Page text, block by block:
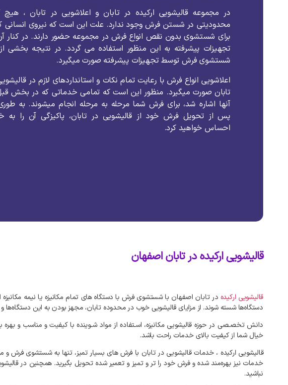
در مجموعه قالیشویی ارکیده در تابان و اعلاشویی در تابان ، هیچ
محدودیتی در شستن فرش وجود ندارد.علت این است که نیروی انسانی
برای شستشوی بدون نقص انواع فرش در مجموعه حضور دارند. در کنار
تجهیزات پیشرفته به این منظور استفاده می گردد. در نتیجه بخشی از
شستشویفرش توسطتجهیزات پیشرفته صورت میگیرد.
اعلاشویی انواع فرش با رعایت تمام نکات و استانداردهای لازم در
تابان صورت میگیرد. منظور این است که تمامی خدماتی که در بخش
آنها اشاره شد، برای فرش شما مرحله به مرحله انجام میشوند. به
پس از تحویل فرش خود از قالیشویی در تابان، پاکیزگی آن را به
احساس خواهید کرد.
قالیشویی ارکیده در تابان اصفهان
قالیشویی ارکیده در تابان اصفهان با شستشوی فرش با دستگاه‌ های تمام مکانیزه یا نیمه مکانیزه
دستگاه‌هاشسته شوند. از مزایای قالیشویی خوب در محدوده تابان، مجهز بودن به این دستگاه‌ها و
دانش تخصـصی در حوزه قالیشویی مکانیزه، اسـتفاده از مواد شـوینده با کیفیت و مناسب و بهره
خیال شما از کیفیت بالای خدمات راحت باشد.
قالیشویی ارکیده ، خدمات قالیشویی در تابان با فرش های بسیار تمیز، تنها به شستشوی فرش و
خدمات نیز بهره‌مند شده و فرش خود را تر و تمیز و تعمیر شده تحویل بگیرید. همچنین در
نباشید.